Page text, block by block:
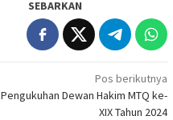
SEBARKAN
Pos berikutnya
Pengukuhan Dewan Hakim MTQ ke-
XIX Tahun 2024